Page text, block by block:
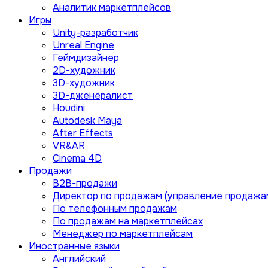
Аналитик маркетплейсов
Игры
Unity-разработчик
Unreal Engine
Геймдизайнер
2D-художник
3D-художник
3D-дженералист
Houdini
Autodesk Maya
After Effects
VR&AR
Cinema 4D
Продажи
B2B-продажи
Директор по продажам (управление
По телефонным продажам
По продажам на маркетплейсах
Менеджер по маркетплейсам
Иностранные языки
Английский